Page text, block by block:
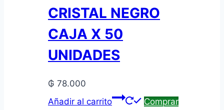
CRISTAL NEGRO
CAJA X 50
UNIDADES
₲ 78.000
Añadir al carrito
Comprar